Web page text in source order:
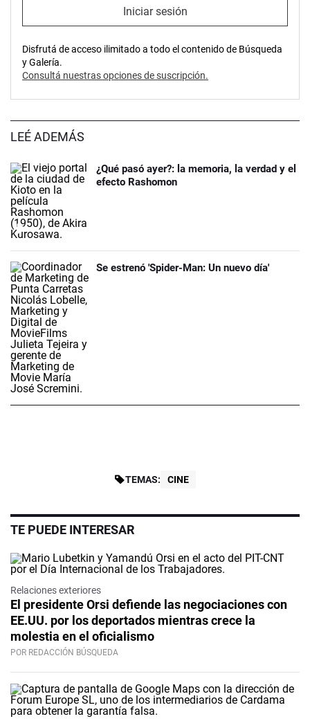
Iniciar sesión
Disfrutá de acceso ilimitado a todo el contenido de Búsqueda
y Galería.
Consultá nuestras opciones de suscripción.
LEÉ ADEMÁS
¿Qué pasó ayer?: la memoria, la verdad y el
efecto Rashomon
Se estrenó 'Spider-Man: Un nuevo día'
TEMAS: CINE
TE PUEDE INTERESAR
Relaciones exteriores
El presidente Orsi defiende las negociaciones con
EE.UU. por los deportados mientras crece la
molestia en el oficialismo
POR REDACCIÓN BÚSQUEDA